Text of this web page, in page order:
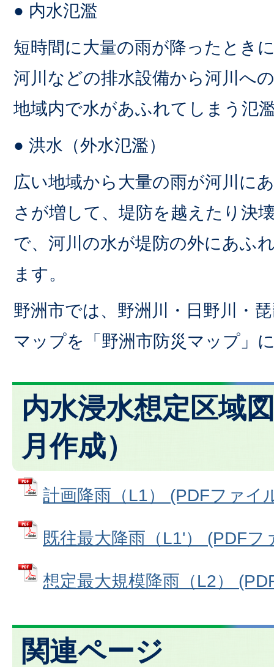
● 内水氾濫
短時間に大量の雨が降ったとき
河川などの排水設備から河川へ
地域内で水があふれてしまう氾
● 洪水（外水氾濫）
広い地域から大量の雨が河川に
さが増して、堤防を越えたり決
で、河川の水が堤防の外にあふ
ます。
野洲市では、野洲川・日野川・
マップを「野洲市防災マップ」
内水浸水想定区域
月作成）
計画降雨（L1） (PDFファイ
既往最大降雨（L1'） (PDFフ
想定最大規模降雨（L2）
関連ページ